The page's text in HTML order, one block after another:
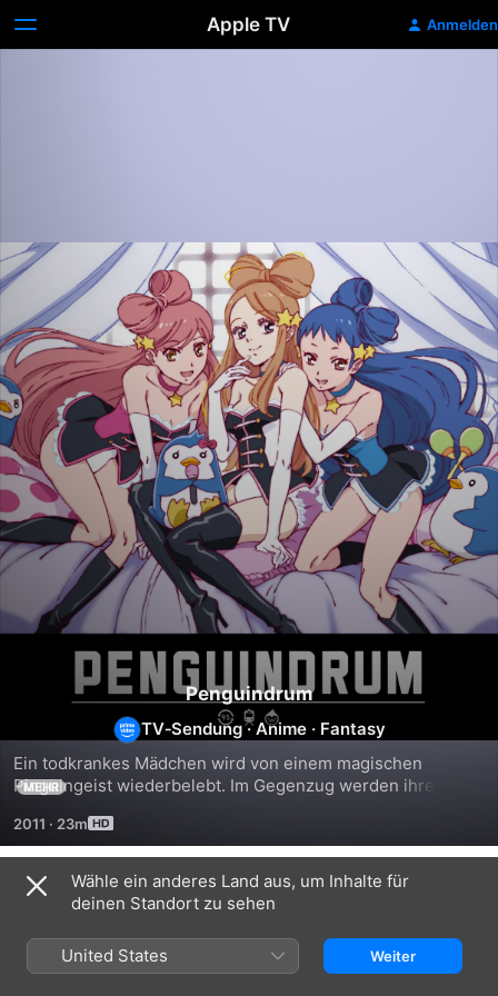
Apple TV Anmelden
Penguindrum
TV‑Sendung ·Anime · Fantasy
Ein todkrankes Mädchen wird von einem magischen
Pinguingeist wiederbelebt. Im Gegenzug werden ihre
"Pinguindrum" geschickt.
MEHR
2011 · 23m
Staffel 1
Wähle ein anderes Land aus, um Inhalte für
deinen Standort zu sehen
United States Weiter